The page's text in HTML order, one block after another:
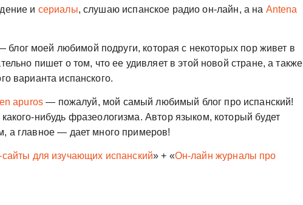
и сериалы, слушаю испанское радио он-лайн, а на Antena
блог моей любимой подруги, которая с некоторых пор живет в
пишет о том, что ее удивляет в этой новой стране, а также
варианта испанского.
apuros — пожалуй, мой самый любимый блог про испанский!
нибудь фразеологизма. Автор языком, который будет
а главное — дает много примеров!
для изучающих испанский» + «Он-лайн журналы про